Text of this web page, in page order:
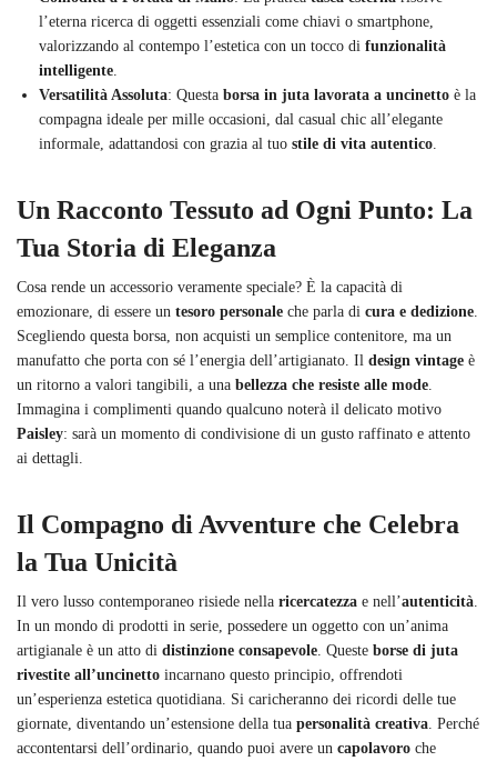
l’eterna ricerca di oggetti essenziali come chiavi o smartphone,
valorizzando al contempo l’estetica con un tocco di funzionalità
intelligente
Versatilità Assoluta: Questa borsa in juta lavorata a uncinetto è la
compagna ideale per mille occasioni, dal casual chic all’elegante
informale, adattandosi con grazia al tuo stile di vita autentico
Un Racconto Tessuto ad Ogni Punto: La
Tua Storia di Eleganza
Cosa rende un accessorio veramente speciale? È la capacità di
emozionare, di essere un tesoro personale che parla di cura e dedizione
Scegliendo questa borsa, non acquisti un semplice contenitore, ma un
manufatto che porta con sé l’energia dell’artigianato. Il design vintage è
un ritorno a valori tangibili, a una bellezza che resiste alle mode
Immagina i complimenti quando qualcuno noterà il delicato motivo
Paisley: sarà un momento di condivisione di un gusto raffinato e attento
ai dettagli.
Il Compagno di Avventure che Celebra
la Tua Unicità
Il vero lusso contemporaneo risiede nella ricercatezza e nell’autenticità
In un mondo di prodotti in serie, possedere un oggetto con un’anima
artigianale è un atto di distinzione consapevole . Queste borse di juta
rivestite all’uncinetto incarnano questo principio, offrendoti
un’esperienza estetica quotidiana. Si caricheranno dei ricordi delle tue
giornate, diventando un’estensione della tua personalità creativa . Perché
accontentarsi dell’ordinario, quando puoi avere un capolavoro che